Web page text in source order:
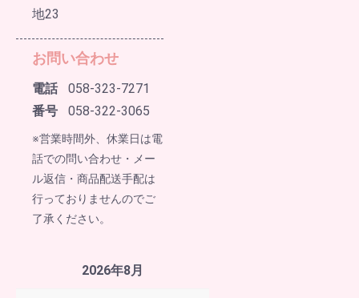
地23
お問い合わせ
電話
番号
058-323-7271
058-322-3065
※営業時間外、休業日は電
話での問い合わせ・メー
ル返信・商品配送手配は
行っておりませんのでご
了承ください。
2026年8月